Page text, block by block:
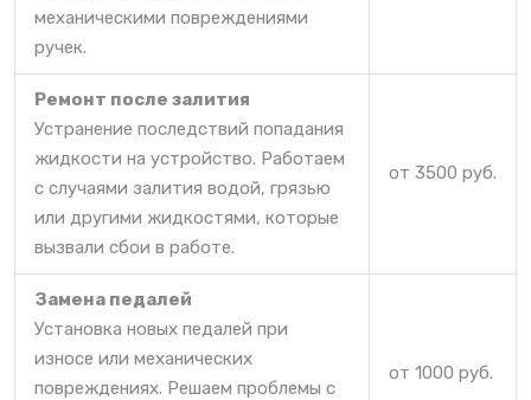
механическими повреждениями
ручек.
Ремонт после залития
Устранение последствий попадания
жидкости на устройство. Работаем
с случаями залития водой, грязью
или другими жидкостями, которые
вызвали сбои в работе.
от 3500 руб.
Замена педалей
Установка новых педалей при
износе или механических
повреждениях. Решаем проблемы с
от 1000 руб.